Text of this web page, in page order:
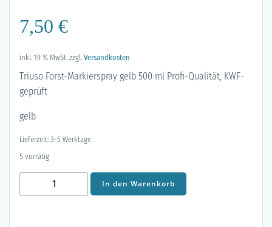
7,50 €
inkl. 19 % MwSt. zzgl. Versandkosten
Triuso Forst-Markierspray gelb 500 ml Profi-Qualität, KWF-
geprüft
gelb
Lieferzeit: 3-5 Werktage
5 vorrätig
Forst-
In den Warenkorb